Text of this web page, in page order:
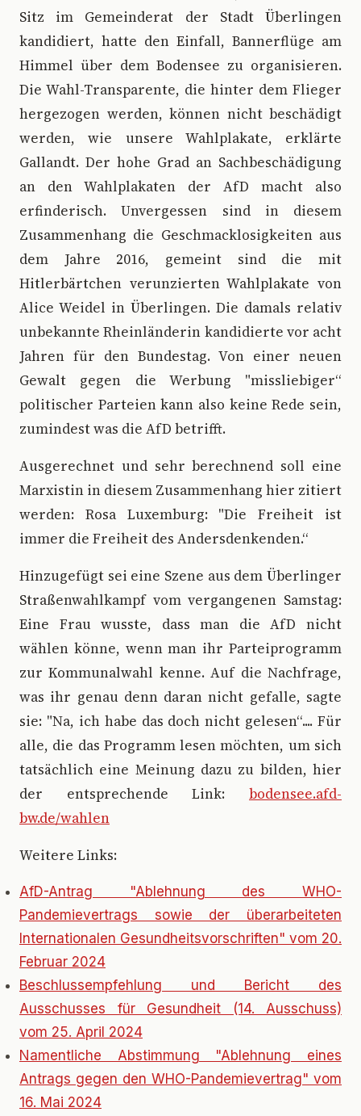
Sitz im Gemeinderat der Stadt Überlingen
kandidiert, hatte den Einfall, Bannerflüge am
Himmel über dem Bodensee zu organisieren.
Die Wahl-Transparente, die hinter dem Flieger
hergezogen werden, können nicht beschädigt
werden, wie unsere Wahlplakate, erklärte
Gallandt. Der hohe Grad an Sachbeschädigung
an den Wahlplakaten der AfD macht also
erfinderisch. Unvergessen sind in diesem
Zusammenhang die Geschmacklosigkeiten aus
dem Jahre 2016, gemeint sind die mit
Hitlerbärtchen verunzierten Wahlplakate von
Alice Weidel in Überlingen. Die damals relativ
unbekannte Rheinländerin kandidierte vor acht
Jahren für den Bundestag. Von einer neuen
Gewalt gegen die Werbung "missliebiger“
politischer Parteien kann also keine Rede sein,
zumindest was die AfD betrifft.
Ausgerechnet und sehr berechnend soll eine
Marxistin in diesem Zusammenhang hier zitiert
werden: Rosa Luxemburg: "Die Freiheit ist
immer die Freiheit des Andersdenkenden.“
Hinzugefügt sei eine Szene aus dem Überlinger
Straßenwahlkampf vom vergangenen Samstag:
Eine Frau wusste, dass man die AfD nicht
wählen könne, wenn man ihr Parteiprogramm
zur Kommunalwahl kenne. Auf die Nachfrage,
was ihr genau denn daran nicht gefalle, sagte
sie: "Na, ich habe das doch nicht gelesen“.... Für
alle, die das Programm lesen möchten, um sich
tatsächlich eine Meinung dazu zu bilden, hier
der entsprechende Link: bodensee.afd-
bw.de/wahlen
Weitere Links:
AfD-Antrag "Ablehnung des WHO-
Pandemievertrags sowie der überarbeiteten
Internationalen Gesundheitsvorschriften" vom 20.
Februar 2024
Beschlussempfehlung und Bericht des
Ausschusses für Gesundheit (14. Ausschuss)
vom 25. April 2024
Namentliche Abstimmung "Ablehnung eines
Antrags gegen den WHO-Pandemievertrag" vom
16. Mai 2024